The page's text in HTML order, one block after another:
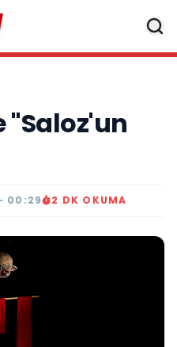
"Saloz'un
00:29 2 DK OKUMA